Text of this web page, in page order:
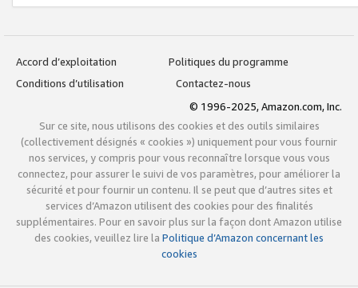
Accord d’exploitation
Politiques du programme
Conditions d’utilisation
Contactez-nous
© 1996-2025, Amazon.com, Inc.
Sur ce site, nous utilisons des cookies et des outils similaires
(collectivement désignés « cookies ») uniquement pour vous fournir
nos services, y compris pour vous reconnaître lorsque vous vous
connectez, pour assurer le suivi de vos paramètres, pour améliorer la
sécurité et pour fournir un contenu. Il se peut que d’autres sites et
services d’Amazon utilisent des cookies pour des finalités
supplémentaires. Pour en savoir plus sur la façon dont Amazon utilise
des cookies, veuillez lire la Politique d’Amazon concernant les
cookies